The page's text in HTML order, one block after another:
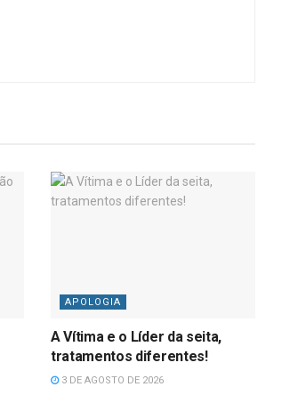
APOLOGIA
A Vítima e o Líder da seita,
tratamentos diferentes!
3 DE AGOSTO DE 2026